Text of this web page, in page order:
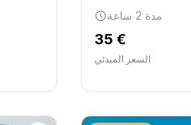
مدة 2 ساعة
35 €
السعر المبدئي